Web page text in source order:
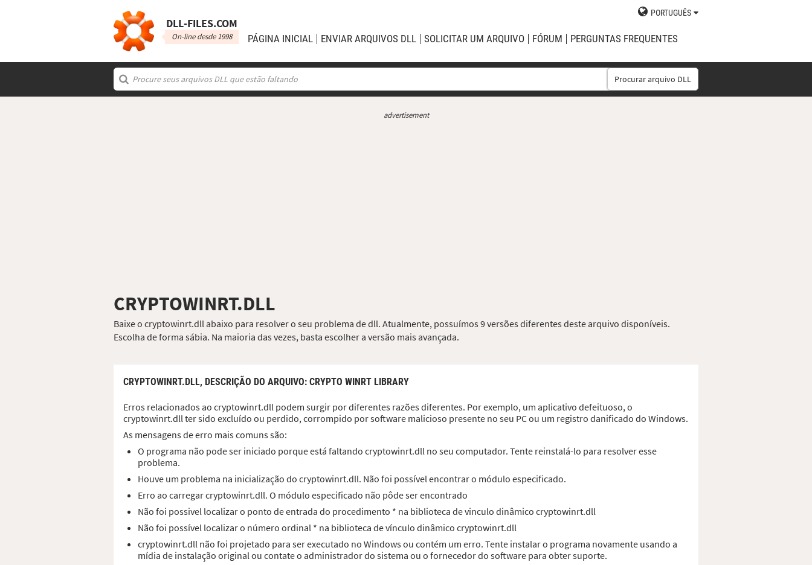
DLL‑FILES.COM
On-line desde 1998
PORTUGUÊS
PÁGINA INICIAL ENVIAR ARQUIVOS DLL SOLICITAR UM ARQUIVO FÓRUM PERGUNTAS FREQUENTES
Procurar arquivo DLL
advertisement
CRYPTOWINRT.DLL
Baixe o cryptowinrt.dll abaixo para resolver o seu problema de dll. Atualmente, possuímos 9 versões diferentes deste arquivo disponíveis.
Escolha de forma sábia. Na maioria das vezes, basta escolher a versão mais avançada.
CRYPTOWINRT.DLL, DESCRIÇÃO DO ARQUIVO: CRYPTO WINRT LIBRARY
Erros relacionados ao cryptowinrt.dll podem surgir por diferentes razões diferentes. Por exemplo, um aplicativo defeituoso, o
cryptowinrt.dll ter sido excluído ou perdido, corrompido por software malicioso presente no seu PC ou um registro danificado do Windows.
As mensagens de erro mais comuns são:
O programa não pode ser iniciado porque está faltando cryptowinrt.dll no seu computador. Tente reinstalá-lo para resolver esse
problema.
Houve um problema na inicialização do cryptowinrt.dll. Não foi possível encontrar o módulo especificado.
Erro ao carregar cryptowinrt.dll. O módulo especificado não pôde ser encontrado
Não foi possivel localizar o ponto de entrada do procedimento * na biblioteca de vinculo dinâmico cryptowinrt.dll
Não foi possível localizar o número ordinal * na biblioteca de vínculo dinâmico cryptowinrt.dll
cryptowinrt.dll não foi projetado para ser executado no Windows ou contém um erro. Tente instalar o programa novamente usando a
mídia de instalação original ou contate o administrador do sistema ou o fornecedor do software para obter suporte.